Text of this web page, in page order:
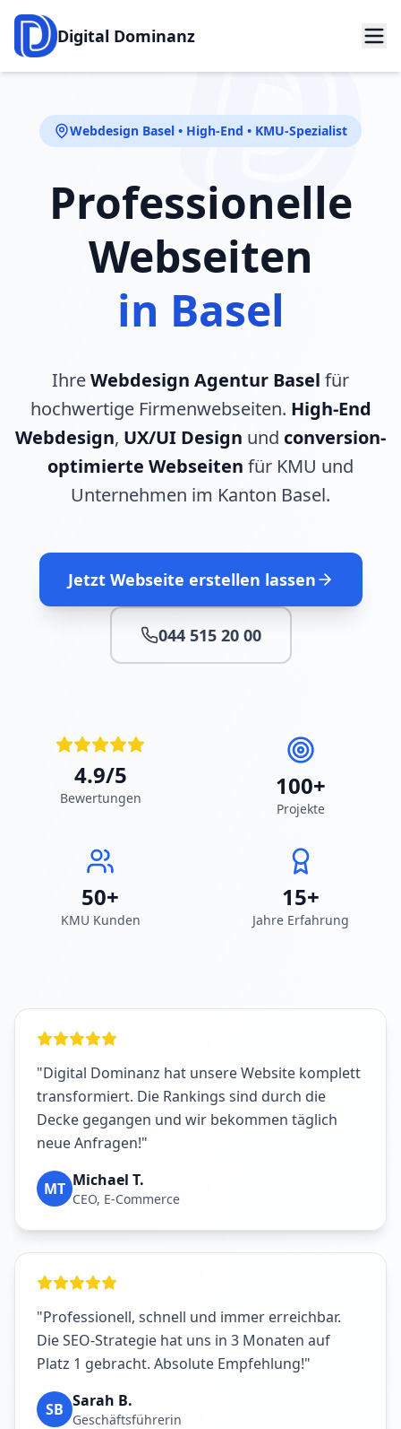
Digital Dominanz
Webdesign Basel • High-End • KMU-Spezialist
Professionelle
Webseiten
in Basel
IhreWebdesign Agentur Basel für
hochwertige Firmenwebseiten. High-End
Webdesign, UX/UI Design und conversion-
optimierte Webseiten für KMU und
Unternehmen im Kanton Basel.
Jetzt Webseite erstellen lassen
044 515 20 00
4.9/5
Bewertungen 100+
Projekte
50+
KMU Kunden
15+
Jahre Erfahrung
"Digital Dominanz hat unsere Website komplett
transformiert. Die Rankings sind durch die
Decke gegangen und wir bekommen täglich
neue Anfragen!"
MT Michael T.
CEO, E-Commerce
"Professionell, schnell und immer erreichbar.
Die SEO-Strategie hat uns in 3 Monaten auf
Platz 1 gebracht. Absolute Empfehlung!"
SB Sarah B.
Geschäftsführerin